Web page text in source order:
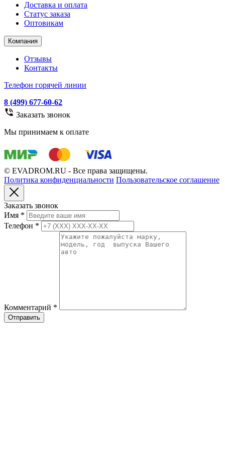
Доставка и оплата
Статус заказа
Оптовикам
Компания
Отзывы
Контакты
Телефон горячей линии
8 (499) 677-60-62
Заказать звонок
Мы принимаем к оплате
© EVADROM.RU - Все права защищены.
Политика конфиденциальности Пользовательское соглашение
Заказать звонок
Имя *
Телефон *
Комментарий *
Отправить